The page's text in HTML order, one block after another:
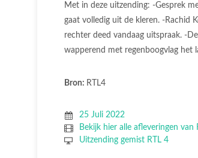
Met in deze uitzending: -Gesprek
gaat volledig uit de kleren. -Rachid
rechter deed vandaag uitspraak. -
wapperend met regenboogvlag het
Bron: RTL4
25 Juli 2022
Bekijk hier alle afleveringen van
Uitzending gemist RTL 4